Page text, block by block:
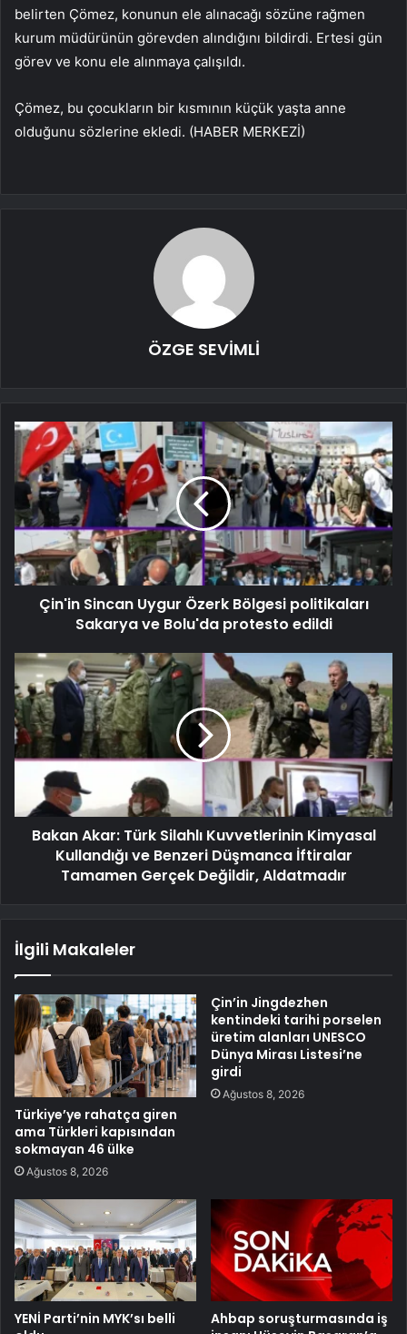
belirten Çömez, konunun ele alınacağı sözüne rağmen
kurum müdürünün görevden alındığını bildirdi. Ertesi gün
görev ve konu ele alınmaya çalışıldı.
Çömez, bu çocukların bir kısmının küçük yaşta anne
olduğunu sözlerine ekledi. (HABER MERKEZİ)
ÖZGE SEVİMLİ
Çin'in Sincan Uygur Özerk Bölgesi politikaları
Sakarya ve Bolu'da protesto edildi
Bakan Akar: Türk Silahlı Kuvvetlerinin Kimyasal
Kullandığı ve Benzeri Düşmanca İftiralar
Tamamen Gerçek Değildir, Aldatmadır
İlgili Makaleler
Türkiye’ye rahatça giren
ama Türkleri kapısından
sokmayan 46 ülke
Ağustos 8, 2026
Çin’in Jingdezhen
kentindeki tarihi porselen
üretim alanları UNESCO
Dünya Mirası Listesi’ne
girdi
Ağustos 8, 2026
YENİ Parti’nin MYK’sı belli
Ahbap soruşturmasında iş